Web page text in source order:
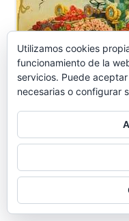
Utilizamos cookies
funcionamiento de la
servicios. Puede
necesarias o configurar